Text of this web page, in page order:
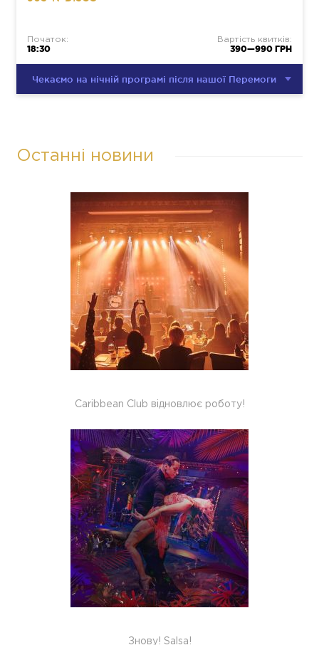
Початок:
18:30
Вартість квитків:
390—990 ГРН
Чекаємо на нічній програмі після нашої Перемоги
Останні новини
Caribbean Club відновлює роботу!
Знову! Salsa!